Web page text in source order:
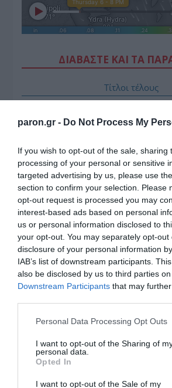
paron.gr - Do Not Process My
If you wish to opt-out of the sale, sharing
processing of your personal or sensitive
targeted advertising by us, please use
section to confirm your selection. Please
opt-out request is processed you may
interest-based ads based on personal
us or personal information disclosed to
your opt-out. You may separately opt-
disclosure of your personal information
IAB’s list of downstream participants.
also be disclosed by us to third parties
Downstream Participants that may
Please note that this website/app uses
not limited to your visit or usage
grant or deny consent to Google and its
use your data for below specified
consent section.
Personal Data Processing Opt Outs
I want to opt-out of the Sharing of
personal data.
Opted In
I want to opt-out of the Sale of my
ΔΙΑΒΑΣΤΕ ΚΑΙ ΤΑ
Τίτλοι τέλους
συμβολισμός και η αλλαγή
Κάποιοι εντός ΕΛΑΣ εκθέτουν
Ουδεμία ενημέρωση για τις
Ο καιρός των επομένων
Αύγουστος με δυνατούς βοριάδες
άνοδο της
Coolcation: Τι είναι η νέα τάση και
προορισμούς δροσιάς
ΤΟ ΒΙΒΛΙΟ ΣΤΟ